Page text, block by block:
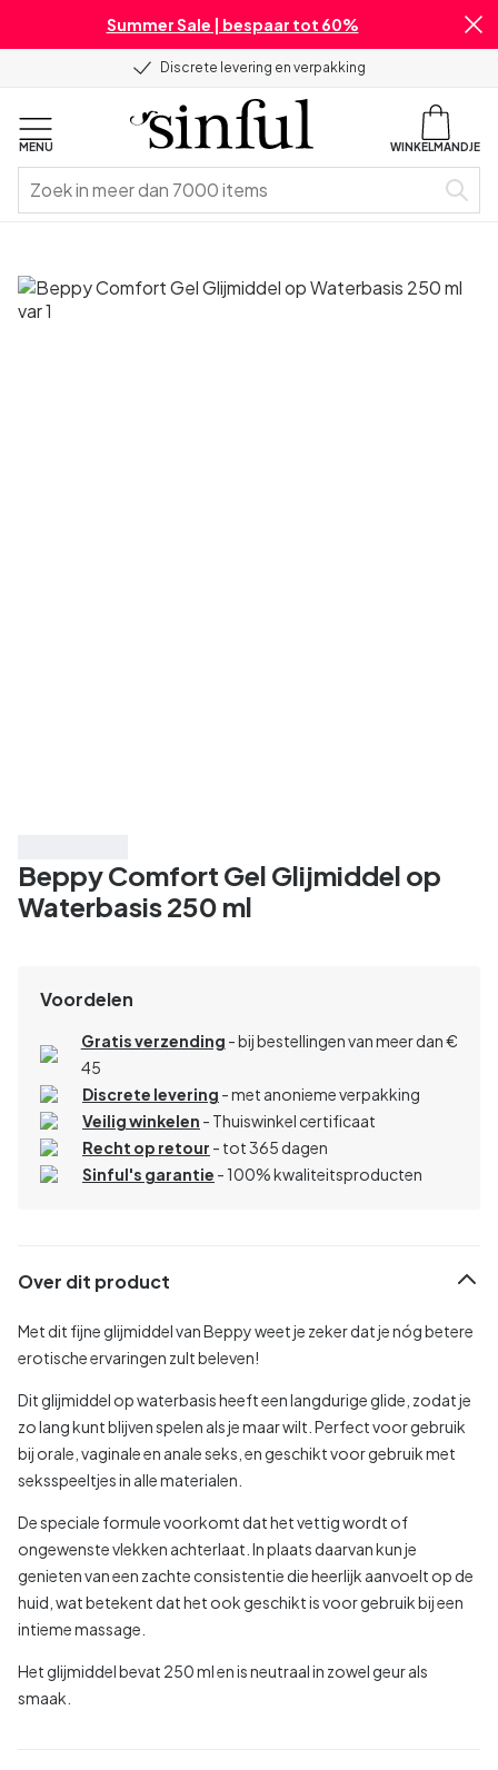
Summer Sale | bespaar tot 60%
Discrete levering en verpakking
MENU WINKELMANDJE
Beppy Comfort Gel Glijmiddel op
Waterbasis 250 ml
Voordelen
Gratis verzending - bij bestellingen van meer dan €
45
Discrete levering - met anonieme verpakking
Veilig winkelen - Thuiswinkel certificaat
Recht op retour - tot 365 dagen
Sinful's garantie - 100% kwaliteitsproducten
Over dit product
Met dit fijne glijmiddel van Beppy weet je zeker dat je nóg betere
erotische ervaringen zult beleven!
Dit glijmiddel op waterbasis heeft een langdurige glide, zodat je
zo lang kunt blijven spelen als je maar wilt. Perfect voor gebruik
bij orale, vaginale en anale seks, en geschikt voor gebruik met
seksspeeltjes in alle materialen.
De speciale formule voorkomt dat het vettig wordt of
ongewenste vlekken achterlaat. In plaats daarvan kun je
genieten van een zachte consistentie die heerlijk aanvoelt op de
huid, wat betekent dat het ook geschikt is voor gebruik bij een
intieme massage.
Het glijmiddel bevat 250 ml en is neutraal in zowel geur als
smaak.